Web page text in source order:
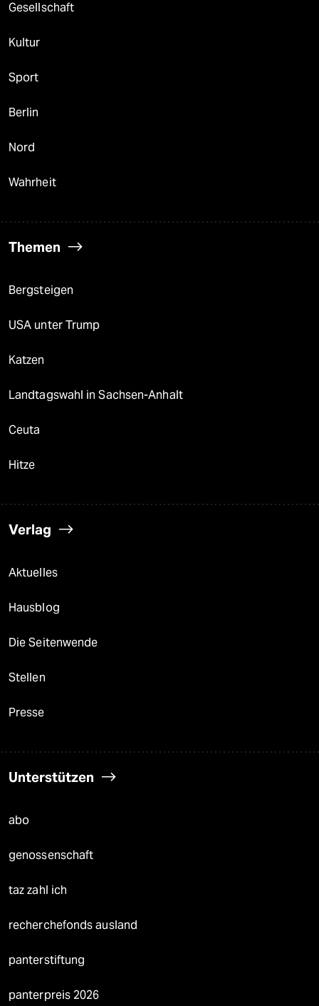
Gesellschaft
Kultur
Sport
Berlin
Nord
Wahrheit
Themen
Bergsteigen
USA unter Trump
Katzen
Landtagswahl in Sachsen-Anhalt
Ceuta
Hitze
Verlag
Aktuelles
Hausblog
Die Seitenwende
Stellen
Presse
Unterstützen
abo
genossenschaft
taz zahl ich
recherchefonds ausland
panterstiftung
panterpreis 2026